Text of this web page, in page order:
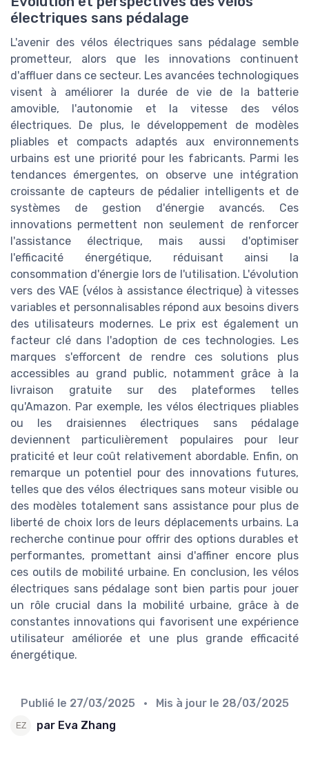
électriques sans pédalage
L'avenir des vélos électriques sans pédalage semble
prometteur, alors que les innovations continuent
d'affluer dans ce secteur. Les avancées technologiques
visent à améliorer la durée de vie de la batterie
amovible, l'autonomie et la vitesse des vélos
électriques. De plus, le développement de modèles
pliables et compacts adaptés aux environnements
urbains est une priorité pour les fabricants. Parmi les
tendances émergentes, on observe une intégration
croissante de capteurs de pédalier intelligents et de
systèmes de gestion d'énergie avancés. Ces
innovations permettent non seulement de renforcer
l'assistance électrique, mais aussi d'optimiser
l'efficacité énergétique, réduisant ainsi la
consommation d'énergie lors de l'utilisation. L'évolution
vers des VAE (vélos à assistance électrique) à vitesses
variables et personnalisables répond aux besoins divers
des utilisateurs modernes. Le prix est également un
facteur clé dans l'adoption de ces technologies. Les
marques s'efforcent de rendre ces solutions plus
accessibles au grand public, notamment grâce à la
livraison gratuite sur des plateformes telles
qu'Amazon. Par exemple, les vélos électriques pliables
ou les draisiennes électriques sans pédalage
deviennent particulièrement populaires pour leur
praticité et leur coût relativement abordable. Enfin, on
remarque un potentiel pour des innovations futures,
telles que des vélos électriques sans moteur visible ou
des modèles totalement sans assistance pour plus de
liberté de choix lors de leurs déplacements urbains. La
recherche continue pour offrir des options durables et
performantes, promettant ainsi d'affiner encore plus
ces outils de mobilité urbaine. En conclusion, les vélos
électriques sans pédalage sont bien partis pour jouer
un rôle crucial dans la mobilité urbaine, grâce à de
constantes innovations qui favorisent une expérience
utilisateur améliorée et une plus grande efficacité
énergétique.
Publié le 27/03/2025 • Mis à jour le 28/03/2025
par Eva Zhang